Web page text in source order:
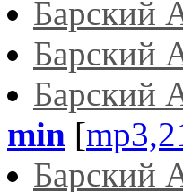
Барский
Барский
Барский
min [
Барский